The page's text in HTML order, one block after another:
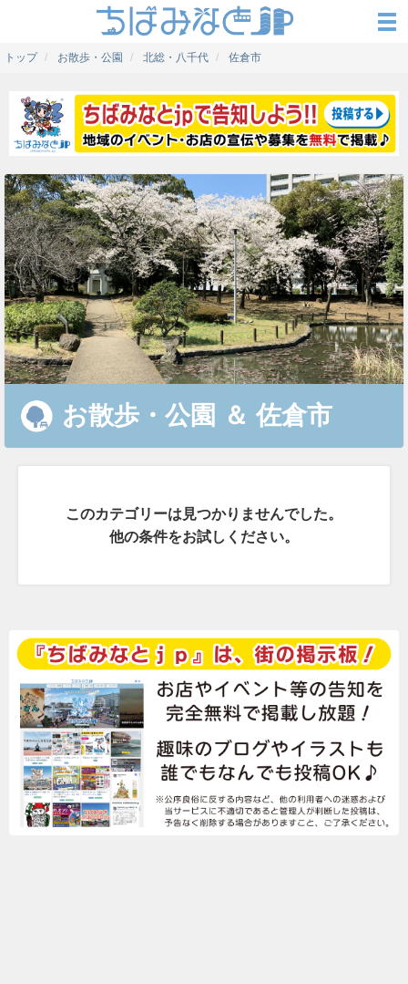
トップ お散歩・公園 北総・八千代 佐倉市
お散歩・公園 ＆佐倉市
このカテゴリーは見つかりませんでした。
他の条件をお試しください。